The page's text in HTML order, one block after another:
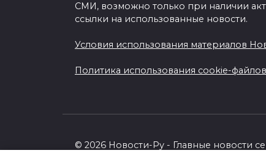
СМИ, возможно только при наличии
ссылки на использованные новости.
Условия использования материалов
Политика использования cookie-файлов
© 2026 Новости-Ру - Главные новости